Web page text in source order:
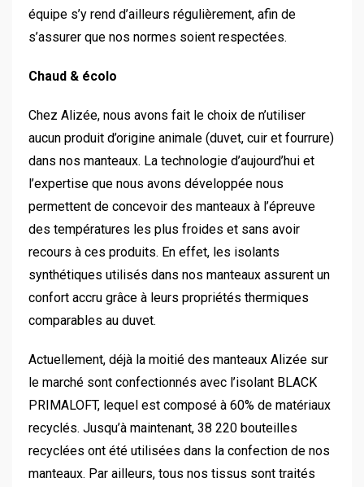
équipe s’y rend d’ailleurs régulièrement, afin de
s’assurer que nos normes soient respectées.
Chaud & écolo
Chez Alizée, nous avons fait le choix de n’utiliser
aucun produit d’origine animale (duvet, cuir et fourrure)
dans nos manteaux. La technologie d’aujourd’hui et
l’expertise que nous avons développée nous
permettent de concevoir des manteaux à l’épreuve
des températures les plus froides et sans avoir
recours à ces produits. En effet, les isolants
synthétiques utilisés dans nos manteaux assurent un
confort accru grâce à leurs propriétés thermiques
comparables au duvet.
Actuellement, déjà la moitié des manteaux Alizée sur
le marché sont confectionnés avec l’isolant BLACK
PRIMALOFT, lequel est composé à 60% de matériaux
recyclés. Jusqu’à maintenant, 38 220 bouteilles
recyclées ont été utilisées dans la confection de nos
manteaux. Par ailleurs, tous nos tissus sont traités